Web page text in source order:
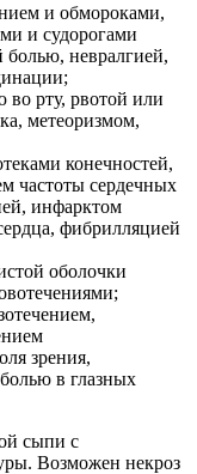
и обмороками,
и судорогами
болью, невралгией,
рту, рвотой или
метеоризмом,
конечностей,
частоты сердечных
инфарктом
фибрилляцией
оболочки
зрения,
в глазных
сыпи с
Возможен некроз